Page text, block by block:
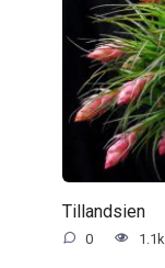
Tillandsien
0 1.1k.